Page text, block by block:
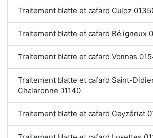
Traitement blatte et cafard Culoz
Traitement blatte et cafard Béligneux
Traitement blatte et cafard Vonnas
Traitement blatte et cafard Saint-
Chalaronne 01140
Traitement blatte et cafard Ceyzériat